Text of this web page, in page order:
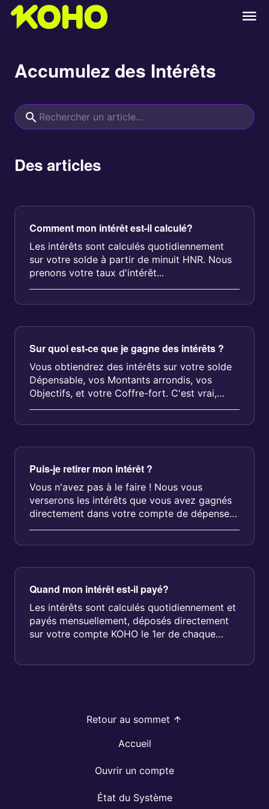
Accumulez des Intérêts
Des articles
Comment mon intérêt est-il calculé?
Les intérêts sont calculés quotidiennement
sur votre solde à partir de minuit HNR. Nous
prenons votre taux d'intérêt...
Sur quoi est-ce que je gagne des intérêts ?
Vous obtiendrez des intérêts sur votre solde
Dépensable, vos Montants arrondis, vos
Objectifs, et votre Coffre-fort. C'est vrai,
vous ac...
Puis-je retirer mon intérêt ?
Vous n'avez pas à le faire ! Nous vous
verserons les intérêts que vous avez gagnés
directement dans votre compte de dépenses
chaque mois. Vous pourrez voir les ...
Quand mon intérêt est-il payé?
Les intérêts sont calculés quotidiennement et
payés mensuellement, déposés directement
sur votre compte KOHO le 1er de chaque
Retour au sommet
Accueil
Ouvrir un compte
État du Système